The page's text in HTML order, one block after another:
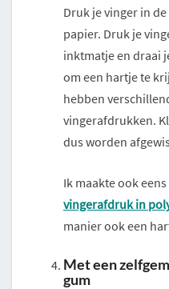
Druk je vinger in
papier. Druk je
inktmatje en draai
om een hartje te
hebben
vingerafdrukken.
dus worden
Ik maakte ook eens
vingerafdruk in
manier ook een
Met een
gum